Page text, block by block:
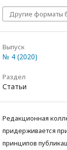
Другие форматы
Выпуск
№ 4 (2020)
Раздел
Статьи
Редакционная
придерживается
принципов